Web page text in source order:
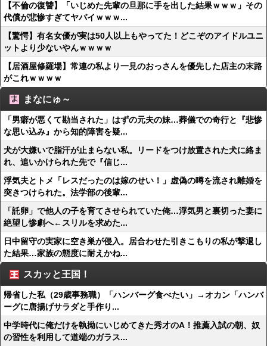
【不倫の復讐】「いじめた先輩の旦那に手を出した結果ｗｗｗ」その
代償が悲惨すぎてヤバイｗｗｗ...
【驚愕】有名女優が実は50人以上もやってた！どこぞのアイドルユニ
ットより少ないやんｗｗｗｗ
【居酒屋修羅場】常連の私より一見のおっさんを優先した店主の末路
がこれｗｗｗｗ
まなにゅ～
「男癖が悪くて勘当された」はずの元夫の妹…葬儀での奇行と『悲惨
な思い込み』から知的障害を疑...
犬が大嫌いで脂汗が止まらない私。リードをつけ放置された犬に絡ま
れ、追いかけられた先で『信じ...
浮気夫とトメ「レスだったのは嫁のせい！」虚偽の噂を流され離婚を
突きつけられた。法学部の後輩...
「託卵」で他人の子を育てさせられていた俺…浮気男と裏切った妻に
絶望し惨劇へ←スリルを求めた...
日中留守の実家に空き巣が侵入。居合わせた引きこもりの私が撃退し
た結果…家族の態度に耐えかね...
スカッと王国！
帰省した私（29歳事務職）「ハンバーグ食べたい」→オカン「ハンバ
ーグに唐揚げサラダと手作り...
中学時代に俺だけを執拗にいじめてきた秀才のA！推薦入試の朝、奴
の習性を利用して道端のガラス...